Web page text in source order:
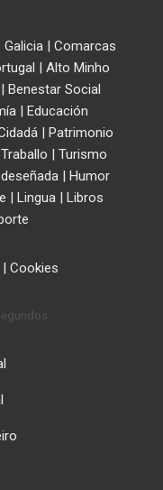
| Comarcas
| Alto Minho
Benestar Social
| Educación
| Patrimonio
Traballo | Turismo
| Humor
| Lingua| Libros
| Cookies